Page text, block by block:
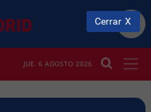
JUE. 6 AGOSTO 2026
Cerrar